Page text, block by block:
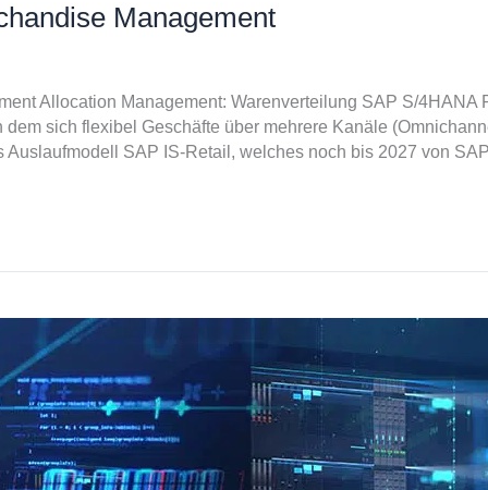
Management
Allocation Management: Warenverteilung SAP S/4HANA
sich flexibel Geschäfte über mehrere Kanäle
Auslaufmodell SAP IS-Retail, welches noch bis 2027 von